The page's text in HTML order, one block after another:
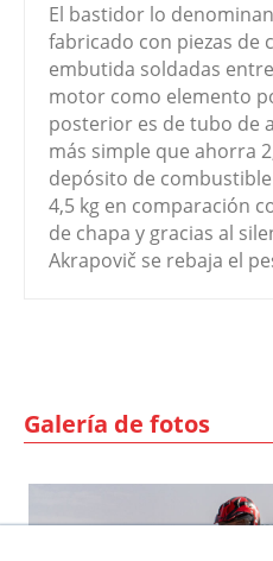
El bastidor lo
fabricado con piezas de
embutida soldadas
motor como elemento
posterior es de tubo de
más simple que ahorra
depósito de
4,5 kg en comparación
de chapa y gracias al
Akrapovič se rebaja el
Galería de fotos